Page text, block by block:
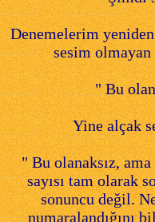
Denemelerim yeniden
sesim
" Bu
Yine alçak
" Bu olanaksız,
sayısı tam olarak
sonuncu değil.
numaralandığını